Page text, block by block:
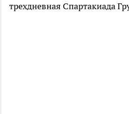
трехдневная Спартакиада